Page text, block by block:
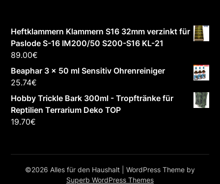
Heftklammern Klammern S16 32mm verzinkt für
Paslode S-16 IM200/50 S200-S16 KL-21
89.00€
Beaphar 3 x 50 ml Sensitiv Ohrenreiniger
25.74€
Hobby Trickle Bark 300ml - Tropftränke für
Reptilien Terrarium Deko TOP
19.70€
©2026 Alles für den Haushalt
| WordPress Theme by
Superb WordPress Themes